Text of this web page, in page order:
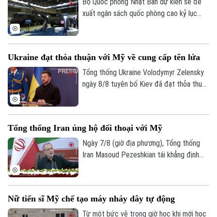
Golf
Sao
Điện ảnh
Thời trang
Âm nhạc
xuất ngân sách quốc phòng cao kỷ lục
Ukraine đạt thỏa thuận với Mỹ về cung cấp tên lửa
Tổng thống Ukraine Volodymyr Zelensky
ngày 8/8 tuyên bố Kiev đã đạt thỏa thuận
lượng này chưa đủ để đáp ứng nhu cầu
thực tế.
Tổng thống Iran ủng hộ đối thoại với Mỹ
Ngày 7/8 (giờ địa phương), Tổng thống
Iran Masoud Pezeshkian tái khẳng định
hàng.
Nữ tiến sĩ Mỹ chế tạo máy nhảy dây tự động
Từ một bức vẽ trong giờ học khi mới học